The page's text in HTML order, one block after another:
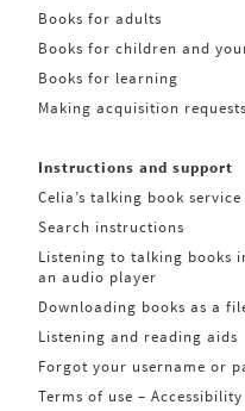
Books for adults
Books for children and
Books for learning
Making acquisition requests
Instructions and support
Celia’s talking book service
Search instructions
Listening to talking books
an audio player
Downloading books as a
Listening and reading aids
Forgot your username or
Terms of use –